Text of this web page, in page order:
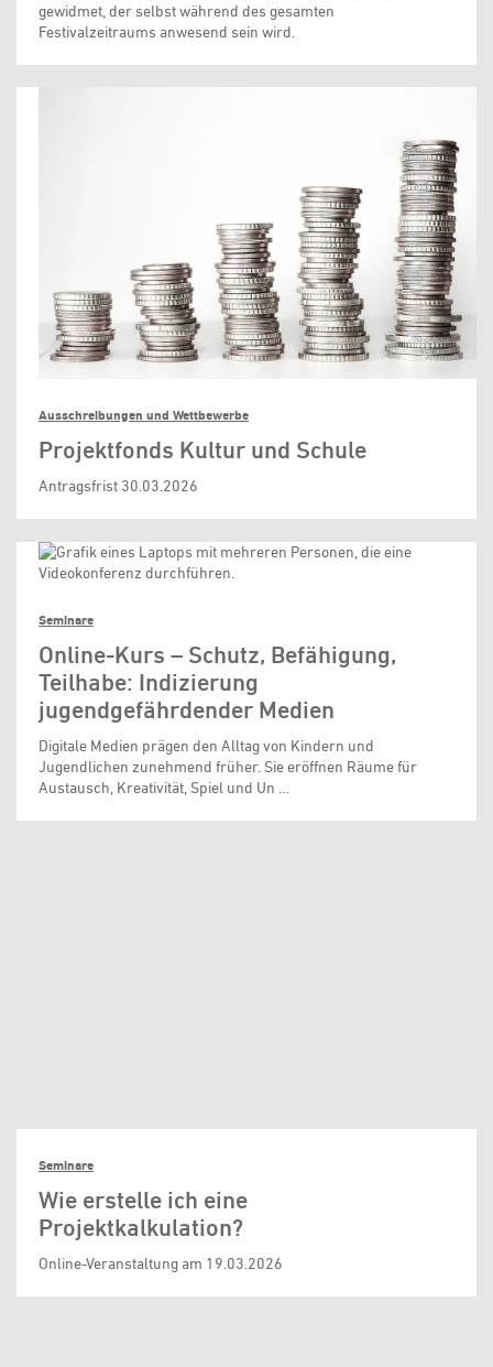
gewidmet, der selbst während des gesamten
Festivalzeitraums anwesend sein wird.
Ausschreibungen und Wettbewerbe
Projektfonds Kultur und Schule
Antragsfrist 30.03.2026
Seminare
Online-Kurs – Schutz, Befähigung,
Teilhabe: Indizierung
jugendgefährdender Medien
Digitale Medien prägen den Alltag von Kindern und
Jugendlichen zunehmend früher. Sie eröffnen Räume für
Austausch, Kreativität, Spiel und Un …
Seminare
Wie erstelle ich eine
Projektkalkulation?
Online-Veranstaltung am 19.03.2026